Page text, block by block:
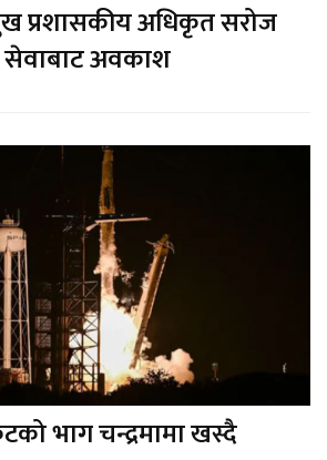
प्रशासकीय अधिकृत सरोज
सेवाबाट अवकाश
भाग चन्द्रमामा खस्दै